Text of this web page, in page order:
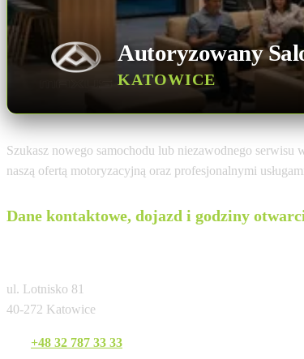
Autoryzowany
KATOWICE
Szukasz nowego samochodu lub niezawodnego serwisu
naszą ofertą motoryzacyjną oraz profesjonalnymi
Dane kontaktowe, dojazd i godziny
ul. Lotnisko 81
40-272 Katowice
+48 32 787 33 33